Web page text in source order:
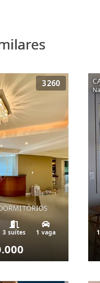
3260
3 suítes 1 vaga